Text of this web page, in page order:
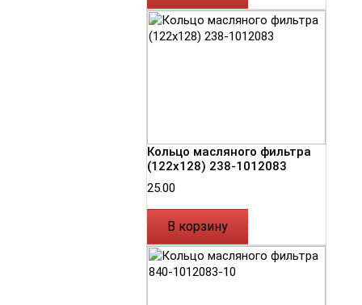
Кольцо масляного фильтра
(122х128) 238-1012083
25.00
В корзину